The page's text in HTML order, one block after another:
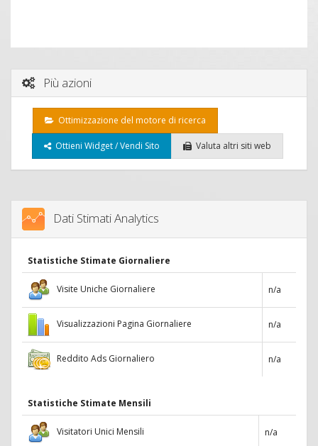
Più azioni
Ottimizzazione del motore di ricerca
Ottieni Widget / Vendi Sito Valuta altri siti web
Dati Stimati Analytics
Statistiche Stimate Giornaliere
Visite Uniche Giornaliere n/a
Visualizzazioni Pagina Giornaliere n/a
Reddito Ads Giornaliero n/a
Statistiche Stimate Mensili
Visitatori Unici Mensili n/a